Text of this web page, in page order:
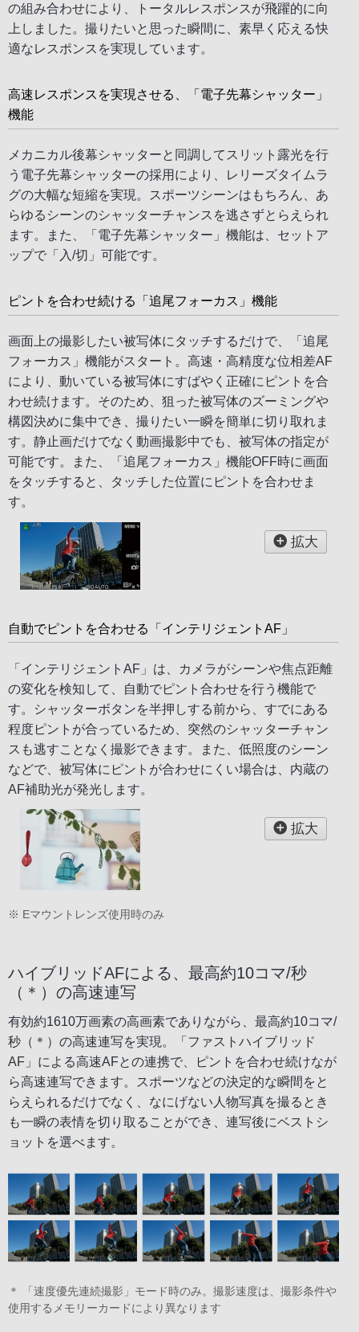
の組み合わせにより、トータルレスポンスが飛躍的に向
上しました。撮りたいと思った瞬間に、素早く応える快
適なレスポンスを実現しています。
高速レスポンスを実現させる、「電子先幕シャッター」
機能
メカニカル後幕シャッターと同調してスリット露光を行
う電子先幕シャッターの採用により、レリーズタイムラ
グの大幅な短縮を実現。スポーツシーンはもちろん、あ
らゆるシーンのシャッターチャンスを逃さずとらえられ
ます。また、「電子先幕シャッター」機能は、セットア
ップで「入/切」可能です。
ピントを合わせ続ける「追尾フォーカス」機能
画面上の撮影したい被写体にタッチするだけで、「追尾
フォーカス」機能がスタート。高速・高精度な位相差AF
により、動いている被写体にすばやく正確にピントを合
わせ続けます。そのため、狙った被写体のズーミングや
構図決めに集中でき、撮りたい一瞬を簡単に切り取れま
す。静止画だけでなく動画撮影中でも、被写体の指定が
可能です。また、「追尾フォーカス」機能OFF時に画面
をタッチすると、タッチした位置にピントを合わせま
す。
拡大
自動でピントを合わせる「インテリジェントAF」
「インテリジェントAF」は、カメラがシーンや焦点距離
の変化を検知して、自動でピント合わせを行う機能で
す。シャッターボタンを半押しする前から、すでにある
程度ピントが合っているため、突然のシャッターチャン
スも逃すことなく撮影できます。また、低照度のシーン
などで、被写体にピントが合わせにくい場合は、内蔵の
AF補助光が発光します。
拡大
※ Eマウントレンズ使用時のみ
ハイブリッドAFによる、最高約10コマ/秒
（＊）の高速連写
有効約1610万画素の高画素でありながら、最高約10コマ/
秒（＊）の高速連写を実現。「ファストハイブリッド
AF」による高速AFとの連携で、ピントを合わせ続けなが
ら高速連写できます。スポーツなどの決定的な瞬間をと
らえられるだけでなく、なにげない人物写真を撮るとき
も一瞬の表情を切り取ることができ、連写後にベストシ
ョットを選べます。
＊ 「速度優先連続撮影」モード時のみ。撮影速度は、撮影条件や
使用するメモリーカードにより異なります